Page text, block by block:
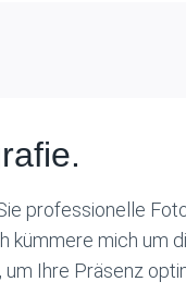
professionelle
kümmere mich um
um Ihre Präsenz